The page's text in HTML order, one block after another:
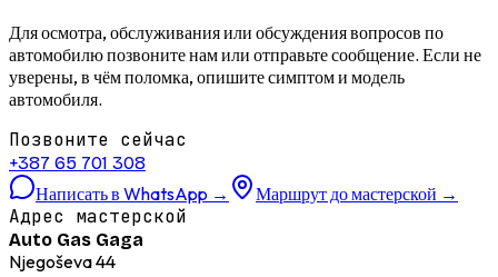
Для осмотра, обслуживания или обсуждения вопросов по
автомобилю позвоните нам или отправьте сообщение. Если не
уверены, в чём поломка, опишите симптом и модель
автомобиля.
Позвоните сейчас
+387 65 701 308
Написать в WhatsApp → Маршрут до мастерской →
Адрес мастерской
Auto Gas Gaga
Njegoševa 44